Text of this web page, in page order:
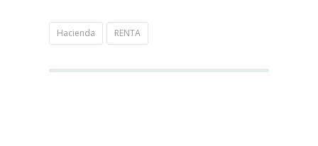
Hacienda RENTA